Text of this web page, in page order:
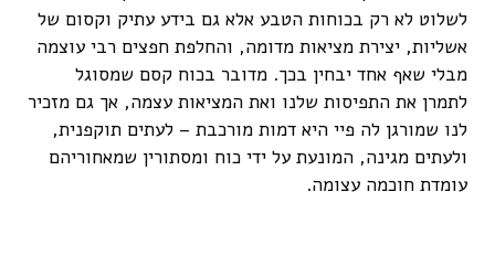
לשלוט לא רק בכוחות הטבע אלא גם בידע עתיק וקסום של
אשליות, יצירת מציאות מדומה, והחלפת חפצים רבי עוצמה
מבלי שאף אחד יבחין בכך. מדובר בכוח קסם שמסוגל
לתמרן את התפיסות שלנו ואת המציאות עצמה, אך גם מזכיר
לנו שמורגן לה פיי היא דמות מורכבת – לעתים תוקפנית,
ולעתים מגינה, המונעת על ידי כוח ומסתורין שמאחוריהם
עומדת חוכמה עצומה.